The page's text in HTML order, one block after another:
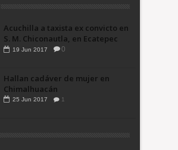
Acuchilla a taxista ex convicto en
S. M. Chiconautla, en Ecatepec
19 Jun 2017 0
Hallan cadáver de mujer en
Chimalhuacán
25 Jun 2017 1